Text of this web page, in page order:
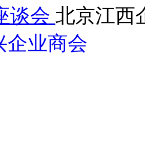
谈会 北京江西